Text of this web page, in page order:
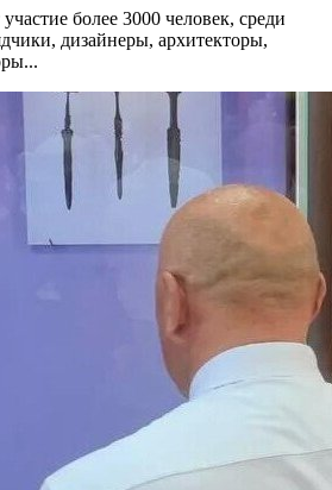
более 3000 человек, среди
дизайнеры, архитекторы,